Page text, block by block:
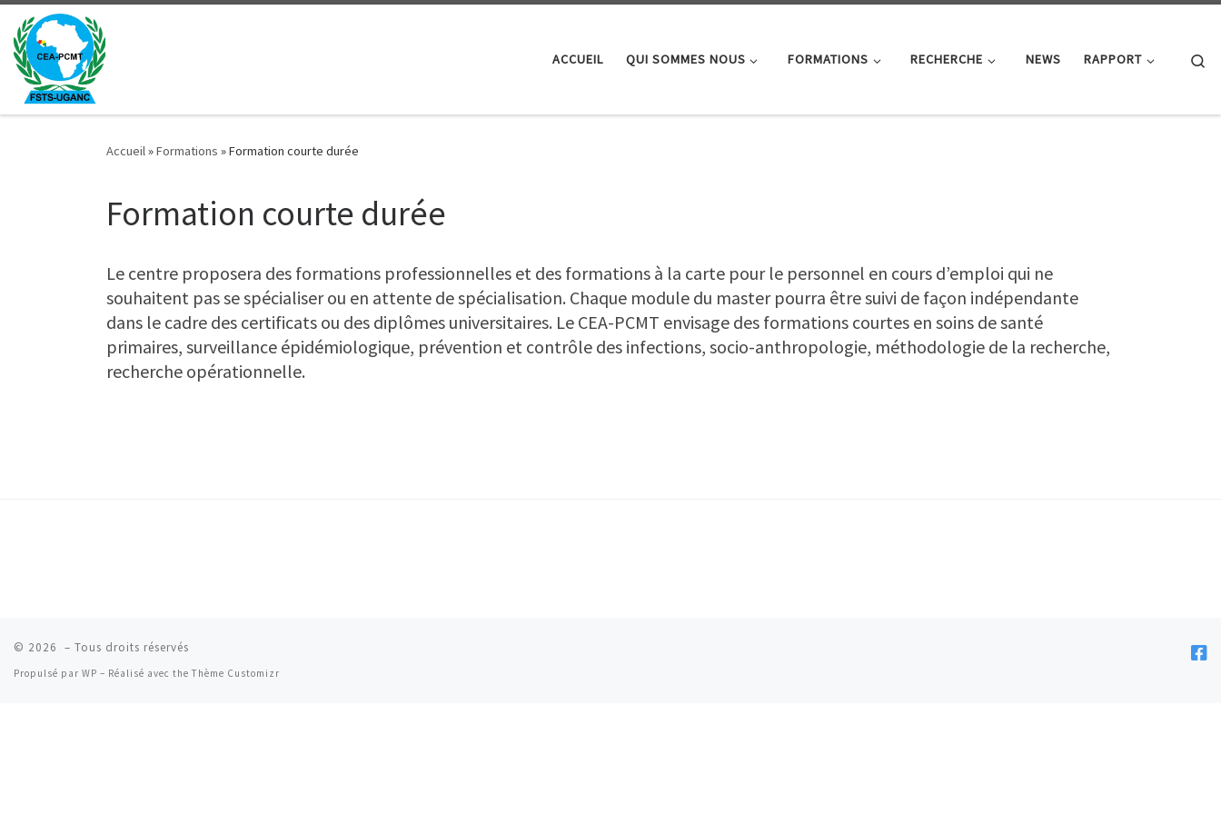
Passer au contenu
ACCUEIL QUI SOMMES NOUS FORMATIONS RECHERCHE NEWS RAPPORT
Accueil»Formations »Formation courte durée
Formation courte durée
Le centre proposera des formations professionnelles et des formations à la carte pour le personnel en cours d’emploi qui ne
souhaitent pas se spécialiser ou en attente de spécialisation. Chaque module du master pourra être suivi de façon indépendante
dans le cadre des certificats ou des diplômes universitaires. Le CEA-PCMT envisage des formations courtes en soins de santé
primaires, surveillance épidémiologique, prévention et contrôle des infections, socio-anthropologie, méthodologie de la recherche,
recherche opérationnelle.
© 2026 – Tous droits réservés
Propulsé par WP – Réalisé avec the Thème Customizr